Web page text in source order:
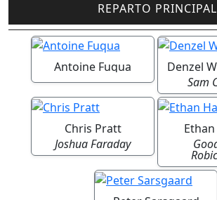
REPARTO PRINCIPAL
Antoine Fuqua
Denzel
Sam
Chris Pratt
Joshua Faraday